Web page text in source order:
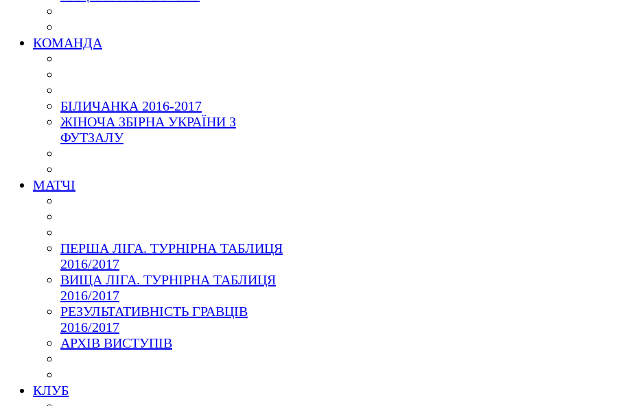
КОМАНДА
БІЛИЧАНКА 2016-2017
ЖІНОЧА ЗБІРНА УКРАЇНИ З
ФУТЗАЛУ
МАТЧІ
ПЕРША ЛІГА. ТУРНІРНА ТАБЛИЦЯ
2016/2017
ВИЩА ЛІГА. ТУРНІРНА ТАБЛИЦЯ
2016/2017
РЕЗУЛЬТАТИВНІСТЬ ГРАВЦІВ
2016/2017
АРХІВ ВИСТУПІВ
КЛУБ